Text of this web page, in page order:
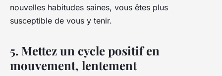
nouvelles habitudes saines, vous êtes plus
susceptible de vous y tenir.
5. Mettez un cycle positif en
mouvement, lentement